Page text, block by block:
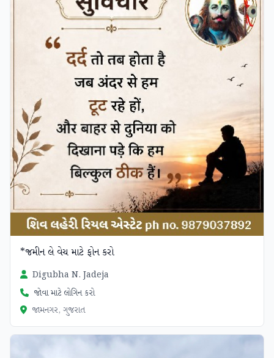
*જમીન લે વેચ માટે ફોન કરો
Digubha N. Jadeja
જોવા માટે લોગિન કરો
જામનગર, ગુજરાત